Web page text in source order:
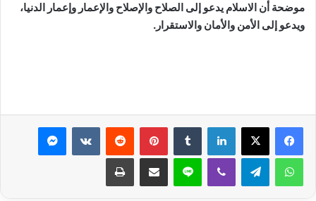
موضحة أن الاسلام يدعو إلى الصلاح والإصلاح والإعمار وإعمار الدنيا،
ويدعو إلى الأمن والأمان والاستقرار.
لينكدإن بينتيريست ماسنجر
واتساب تيلقرام ڤايبر لاين مشاركة عبر البريد طباعة